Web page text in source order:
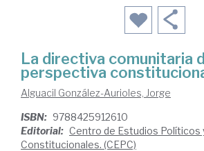
La directiva comunitaria
perspectiva
Alguacil González-Aurioles, Jorge
ISBN: 9788425912610
Editorial: Centro de Estudios Políticos
Constitucionales. (CEPC)